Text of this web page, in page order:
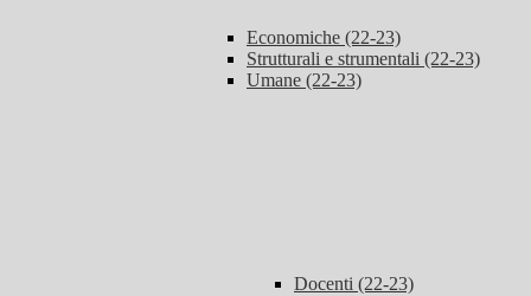
Economiche (22-23)
Strutturali e strumentali (22-23)
Umane (22-23)
Docenti (22-23)